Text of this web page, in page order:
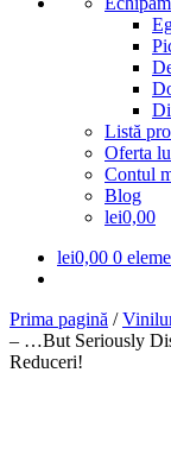
Listă
Oferta
Contul
Blog
lei0,00
lei0,00 0
Prima pagină /
– …But Seriously
Reduceri!